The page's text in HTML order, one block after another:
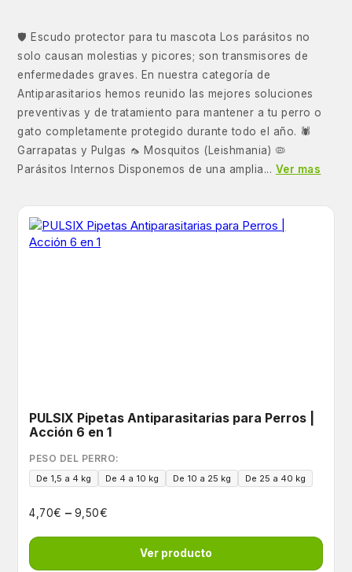
🛡️ Escudo protector para tu mascota Los parásitos no
solo causan molestias y picores; son transmisores de
enfermedades graves. En nuestra categoría de
Antiparasitarios hemos reunido las mejores soluciones
preventivas y de tratamiento para mantener a tu perro o
gato completamente protegido durante todo el año. 🕷️
Garrapatas y Pulgas 🦟 Mosquitos (Leishmania) 🦠
Parásitos Internos Disponemos de una amplia... Ver mas
PULSIX Pipetas Antiparasitarias para Perros |
Acción 6 en 1
PESO DEL PERRO:
De 1,5 a 4 kg De 4 a 10 kg De 10 a 25 kg De 25 a 40 kg
4,70€ – 9,50€
Ver producto